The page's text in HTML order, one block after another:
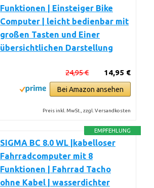
Funktionen | Einsteiger Bike
Computer | leicht bedienbar mit
großen Tasten und Einer
übersichtlichen Darstellung
14,95 €
24,95 €
Bei Amazon ansehen
Preis inkl. MwSt., zzgl. Versandkosten
EMPFEHLUNG
SIGMA BC 8.0 WL |kabelloser
Fahrradcomputer mit 8
Funktionen | Fahrrad Tacho
ohne Kabel | wasserdichter